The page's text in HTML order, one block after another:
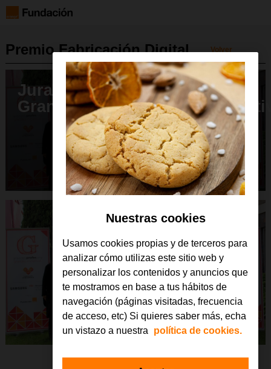
Premio Fabricación Digital Volver
Jurado 2019
Nuestras cookies
Usamos cookies propias y de terceros para
analizar cómo utilizas este sitio web y
personalizar los contenidos y anuncios que
te mostramos en base a tus hábitos de
navegación (páginas visitadas, frecuencia
de acceso, etc) Si quieres saber más, echa
un vistazo a nuestra
política de cookies.